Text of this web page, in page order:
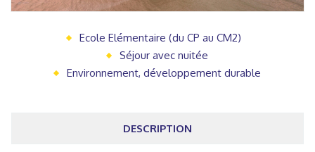
Ecole Elémentaire (du CP au CM2)
Séjour avec nuitée
Environnement, développement durable
DESCRIPTION